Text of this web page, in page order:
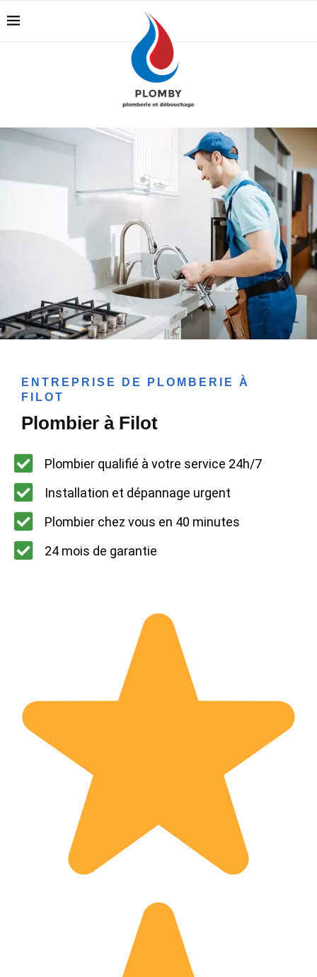
ENTREPRISE DE PLOMBERIE À
FILOT
Plombier à Filot
Plombier qualifié à votre service 24h/7
Installation et dépannage urgent
Plombier chez vous en 40 minutes
24 mois de garantie